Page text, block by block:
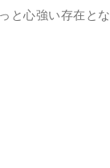
と心強い存在とな